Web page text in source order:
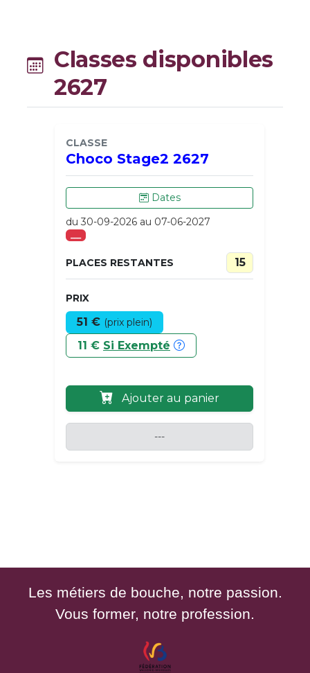
Classes disponibles
2627
CLASSE
Choco Stage2 2627
Dates
du 30-09-2026 au 07-06-2027
___
PLACES RESTANTES 15
PRIX
51 € (prix plein)
11 € Si Exempté
Ajouter au panier
---
Les métiers de bouche, notre passion.
Vous former, notre profession.